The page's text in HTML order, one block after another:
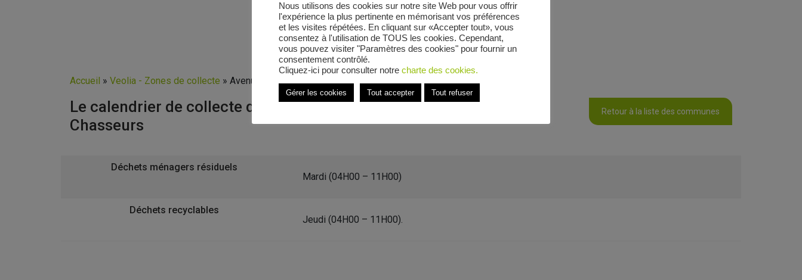
Accueil » Veolia - Zones de collecte » Avenue du 30ème Groupement de Chasseurs
Le calendrier de collecte de Avenue du 30ème Groupement de
Chasseurs
Retour à la liste des communes
Déchets ménagers résiduels
Mardi (04H00 – 11H00)
Déchets recyclables
Jeudi (04H00 – 11H00).
Nous utilisons des cookies sur notre site Web pour vous offrir
l'expérience la plus pertinente en mémorisant vos préférences
et les visites répétées. En cliquant sur «Accepter tout», vous
consentez à l'utilisation de TOUS les cookies. Cependant,
vous pouvez visiter "Paramètres des cookies" pour fournir un
consentement contrôlé.
Cliquez-ici pour consulter notre charte des cookies.
Gérer les cookies Tout accepter Tout refuser